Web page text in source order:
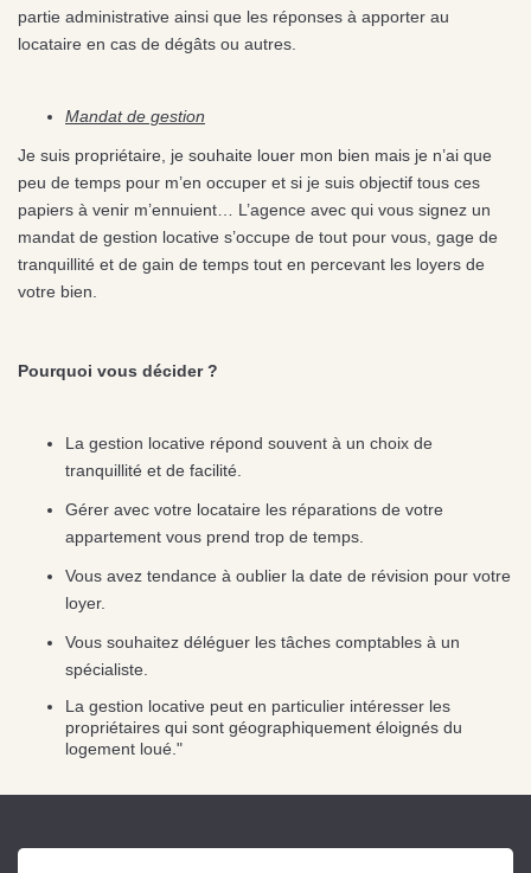
partie administrative ainsi que les réponses à apporter au
locataire en cas de dégâts ou autres.
Mandat de gestion
Je suis propriétaire, je souhaite louer mon bien mais je n’ai que
peu de temps pour m’en occuper et si je suis objectif tous ces
papiers à venir m’ennuient… L’agence avec qui vous signez un
mandat de gestion locative s’occupe de tout pour vous, gage de
tranquillité et de gain de temps tout en percevant les loyers de
votre bien.
Pourquoi vous décider ?
La gestion locative répond souvent à un choix de
tranquillité et de facilité.
Gérer avec votre locataire les réparations de votre
appartement vous prend trop de temps.
Vous avez tendance à oublier la date de révision pour votre
loyer.
Vous souhaitez déléguer les tâches comptables à un
spécialiste.
La gestion locative peut en particulier intéresser les
propriétaires qui sont géographiquement éloignés du
logement loué."